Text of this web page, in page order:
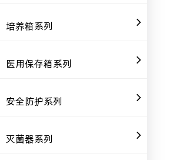
培养箱系列
医用保存箱系列
安全防护系列
灭菌器系列